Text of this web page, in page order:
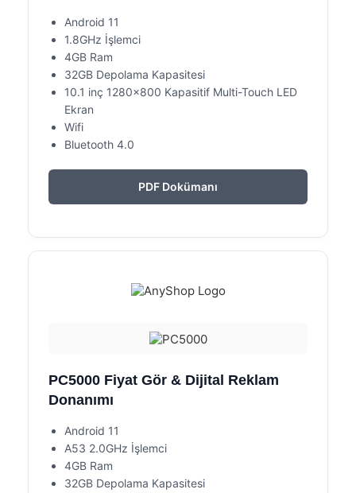
Android 11
1.8GHz İşlemci
4GB Ram
32GB Depolama Kapasitesi
10.1 inç 1280×800 Kapasitif Multi-Touch LED
Ekran
Wifi
Bluetooth 4.0
PDF Dokümanı
PC5000 Fiyat Gör & Dijital Reklam
Donanımı
Android 11
A53 2.0GHz İşlemci
4GB Ram
32GB Depolama Kapasitesi